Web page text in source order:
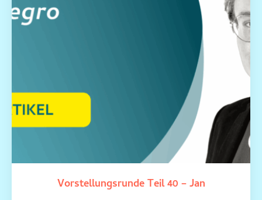
Vorstellungsrunde Teil 40 – Jan